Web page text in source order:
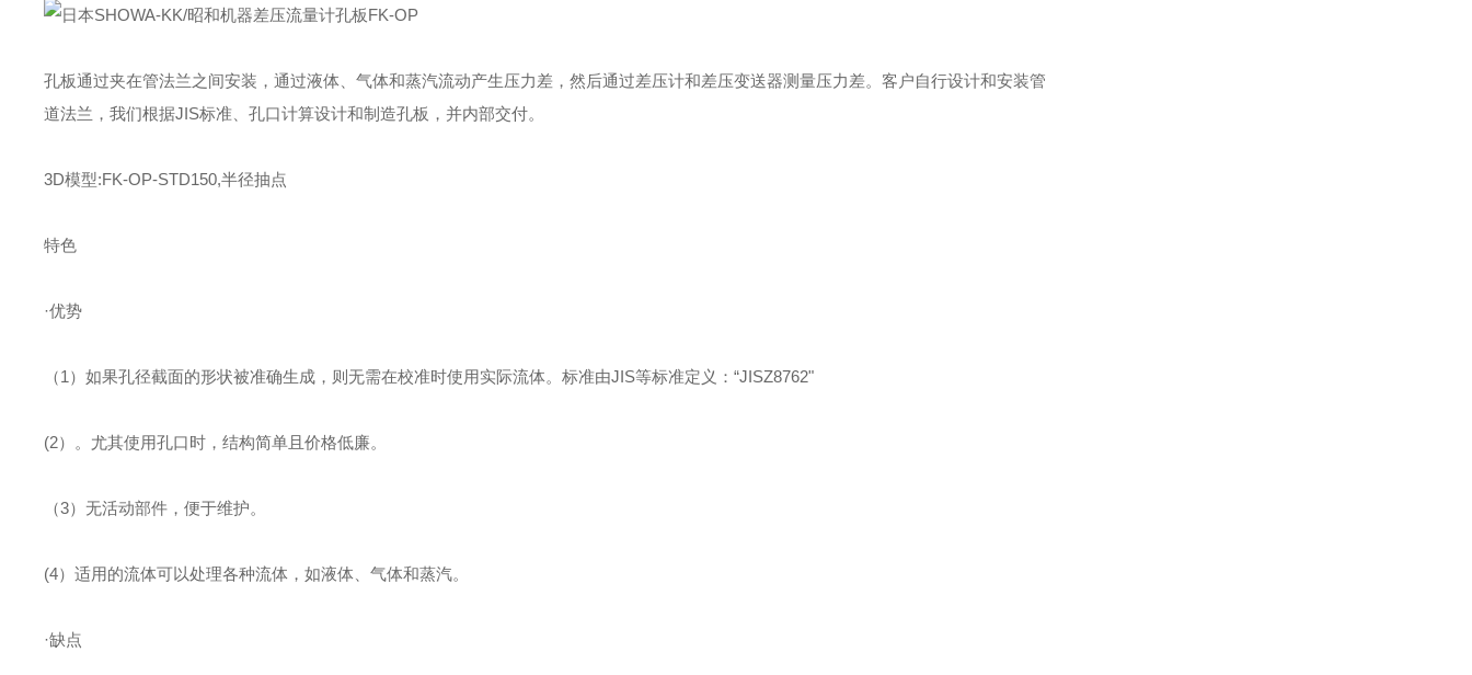
孔板通过夹在管法兰之间安装，通过液体、气体和蒸汽流动产生压力差，然后通过差压计和差压变送器测量压力差。客户自行设计和安装管
道法兰，我们根据JIS标准、孔口计算设计和制造孔板，并内部交付。
3D模型:FK-OP-STD150,半径抽点
特色
·优势
（1）如果孔径截面的形状被准确生成，则无需在校准时使用实际流体。标准由JIS等标准定义：“JISZ8762"
(2）。尤其使用孔口时，结构简单且价格低廉。
（3）无活动部件，便于维护。
(4）适用的流体可以处理各种流体，如液体、气体和蒸汽。
·缺点